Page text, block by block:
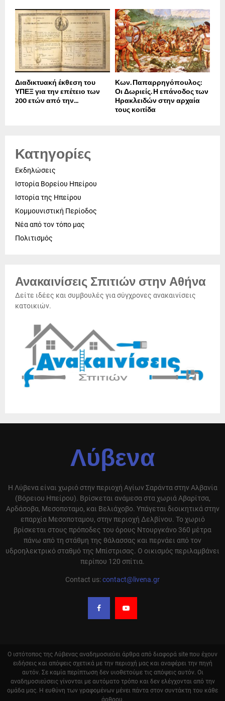
Διαδικτυακή έκθεση του
ΥΠΕΞ για την επέτειο των
200 ετών από την...
Κων. Παπαρρηγόπουλος:
Οι Δωριείς. Η επάνοδος των
Ηρακλειδών στην αρχαία
τους κοιτίδα
Κατηγορίες
Εκδηλώσεις
Ιστορία Βορείου Ηπείρου
Ιστορία της Ηπείρου
Κομμουνιστική Περίοδος
Νέα από τον τόπο μας
Πολιτισμός
Ανακαινίσεις Σπιτιών στην Αθήνα
Δείτε ιδέες και συμβουλές για σύγχρονες ανακαινίσεις
κατοικιών.
Λύβενα
Η Λύβενα είναι χωριό στην περιοχή Αγίων Σαράντα στην Αλβανία
(Βόρειου Ηπείρου). Βρίσκεται ανάμεσα στα χωριά Αβαρίτσα,
Αρδάσοβα, Μεσοποταμο, και Βελιάχοβο. Υπάγεται διοικητικά στην
επαρχία Μεσοποταμου, στην περιοχή Δελβίνου. Το χωριό
βρίσκεται στους πρόποδες του όρους Ντουργκάνο 360 μέτρα
πάνω από τη στάθμη της θάλασσας και περνάει από τον
υδροηλεκτρικό σταθμό της Μπίστρισας. Ο οικισμός περιλαμβάνει
περίπου 120 σπίτια.
Contact us:contact@livena.gr
Ο ιστότοπος της Λύβενας αναδημοσιεύει άρθρα από διαφορά site που έχουν
ειδήσεις και απόψεις σχετικά με την περιοχή μας και αναφέρει την πηγή
αυτόν. Σε καμία περίπτωση δεν υιοθετούμε τις απόψεις αυτόν. Οι
αναδημοσιεύσεις γίνονται με αυτόματο τρόπο και δεν ελέγχονται από την
ομάδα μας. Η ευθύνη των γραφομένων μένει πάντα στον συντάκτη του κάθε
άρθρου.